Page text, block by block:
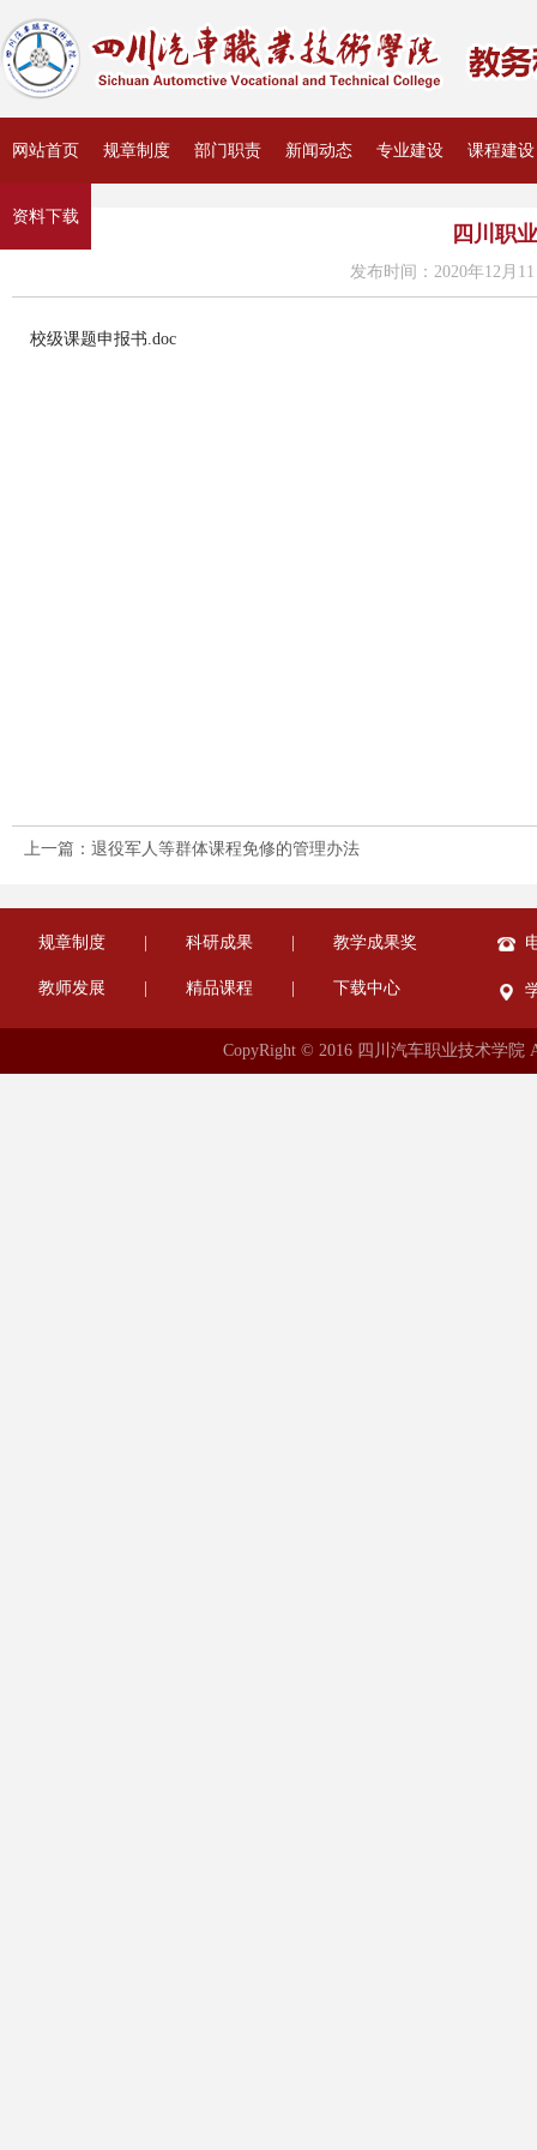
网站首页 规章制度 部门职责 新闻动态 专业建设 课程建设
资料下载
四川职
发布时间：2020年12月
校级课题申报书.doc
上一篇：退役军人等群体课程免修的管理办法
规章制度 科研成果 教学成果奖
教师发展 精品课程 下载中心
CopyRight © 2016 四川汽车职业技术学